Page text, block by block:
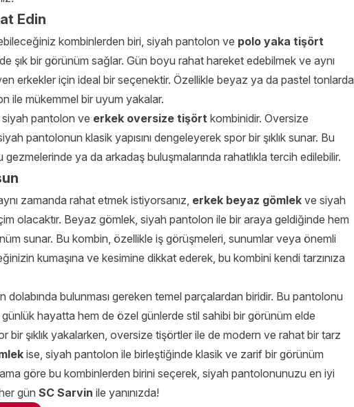
Edin
kombinlerden biri, siyah pantolon ve polo yaka tişört
şık bir görünüm sağlar. Gün boyu rahat hareket edebilmek ve aynı
erkekler için ideal bir seçenektir. Özellikle beyaz ya da pastel tonlarda
ile mükemmel bir uyum yakalar.
siyah pantolon ve erkek oversize tişört kombinidir. Oversize
pantolonun klasik yapısını dengeleyerek spor bir şıklık sunar. Bu
ya da arkadaş buluşmalarında rahatlıkla tercih edilebilir.
zamanda rahat etmek istiyorsanız, erkek beyaz gömlek ve siyah
olacaktır. Beyaz gömlek, siyah pantolon ile bir araya geldiğinde hem
sunar. Bu kombin, özellikle iş görüşmeleri, sunumlar veya önemli
kumaşına ve kesimine dikkat ederek, bu kombini kendi tarzınıza
dolabında bulunması gereken temel parçalardan biridir. Bu pantolonu
hayatta hem de özel günlerde stil sahibi bir görünüm elde
bir şıklık yakalarken, oversize tişörtler ile de modern ve rahat bir tarz
ise, siyah pantolon ile birleştiğinde klasik ve zarif bir görünüm
göre bu kombinlerden birini seçerek, siyah pantolonunuzu en iyi
gün SC Sarvin ile yanınızda!